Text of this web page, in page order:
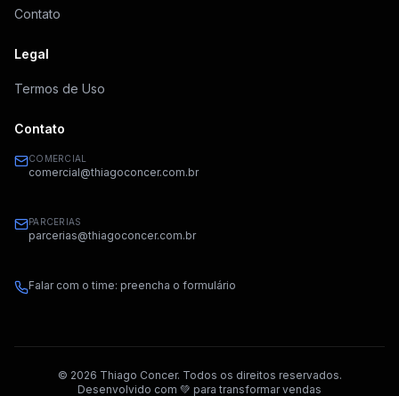
Contato
Legal
Termos de Uso
Contato
COMERCIAL
comercial@thiagoconcer.com.br
PARCERIAS
parcerias@thiagoconcer.com.br
Falar com o time: preencha o formulário
© 2026 Thiago Concer. Todos os direitos reservados.
Desenvolvido com 💚 para transformar vendas